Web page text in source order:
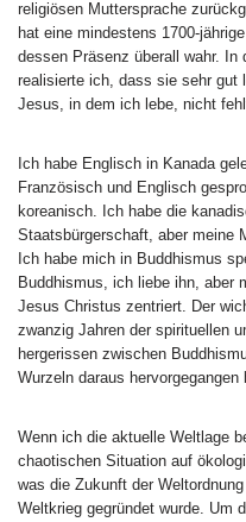
religiösen Muttersprache
hat eine mindestens 1700-
dessen Präsenz überall wahr. In
realisierte ich, dass sie sehr gut
Jesus, in dem ich lebe, nicht
Ich habe Englisch in Kanada
Französisch und Englisch
koreanisch. Ich habe die
Staatsbürgerschaft, aber meine
Ich habe mich in Buddhismus
Buddhismus, ich liebe ihn, aber
Jesus Christus zentriert. Der
zwanzig Jahren der spirituellen
hergerissen zwischen
Wurzeln daraus hervorgegangen
Wenn ich die aktuelle Weltlage
chaotischen Situation auf
was die Zukunft der
Weltkrieg gegründet wurde. Um